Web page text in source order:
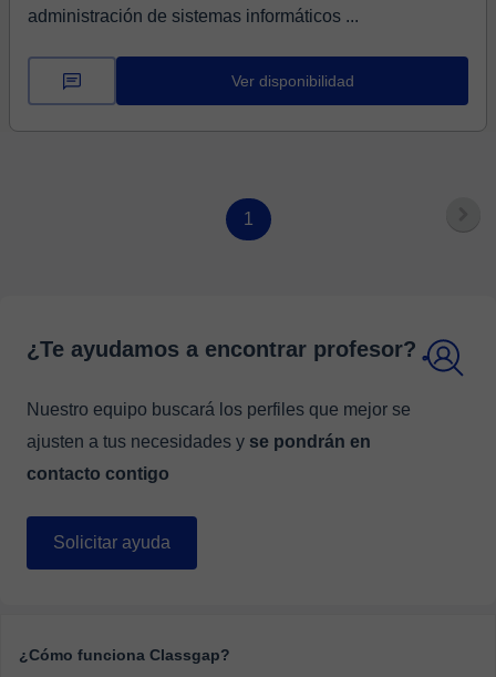
administración de sistemas informáticos ...
Ver disponibilidad
1
¿Te ayudamos a encontrar profesor?
Nuestro equipo buscará los perfiles que mejor se
ajusten a tus necesidades y se pondrán en
contacto contigo
Solicitar ayuda
¿Cómo funciona Classgap?